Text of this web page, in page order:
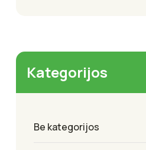
Kategorijos
Be kategorijos